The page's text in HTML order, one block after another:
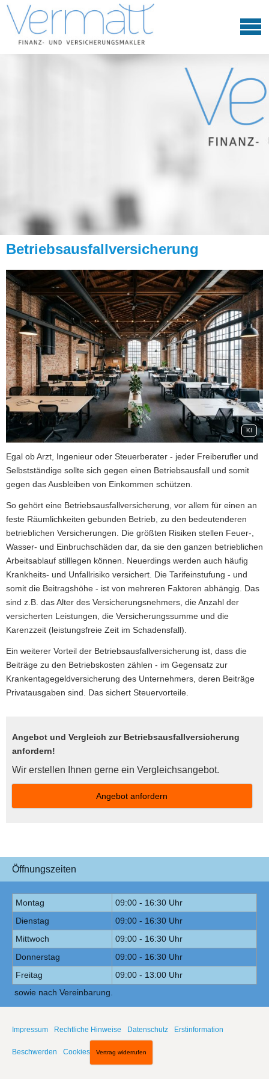
Betriebsausfallversicherung
KI
Egal ob Arzt, Ingenieur oder Steuerberater - jeder Freiberufler und
Selbstständige sollte sich gegen einen Betriebsausfall und somit
gegen das Ausbleiben von Einkommen schützen.
So gehört eine Betriebsausfallversicherung, vor allem für einen an
feste Räumlichkeiten gebunden Betrieb, zu den bedeutenderen
betrieblichen Versicherungen. Die größten Risiken stellen Feuer-,
Wasser- und Einbruchschäden dar, da sie den ganzen betrieblichen
Arbeitsablauf stilllegen können. Neuerdings werden auch häufig
Krankheits- und Unfallrisiko versichert. Die Tarifeinstufung - und
somit die Beitragshöhe - ist von mehreren Faktoren abhängig. Das
sind z.B. das Alter des Versicherungsnehmers, die Anzahl der
versicherten Leistungen, die Versicherungssumme und die
Karenzzeit (leistungsfreie Zeit im Schadensfall).
Ein weiterer Vorteil der Betriebsausfallversicherung ist, dass die
Beiträge zu den Betriebskosten zählen - im Gegensatz zur
Krankentagegeldversicherung des Unternehmers, deren Beiträge
Privatausgaben sind. Das sichert Steuervorteile.
Angebot und Vergleich zur Betriebsausfallversicherung
anfordern!
Wir erstellen Ihnen gerne ein Vergleichsangebot.
An­ge­bot an­for­dern
Öffnungszeiten
Montag
09:00 - 16:30 Uhr
Dienstag
09:00 - 16:30 Uhr
Mittwoch
09:00 - 16:30 Uhr
Donnerstag
09:00 - 16:30 Uhr
Freitag
09:00 - 13:00 Uhr
sowie nach Vereinbarung.
Impressum Rechtliche Hinweise Datenschutz Erstinformation
Beschwerden Cookies Vertrag widerrufen